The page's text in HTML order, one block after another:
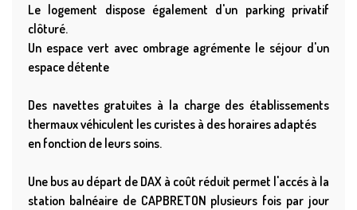
Le logement dispose également d'un parking privatif
clôturé.
Un espace vert avec ombrage agrémente le séjour d'un
espace détente
Des navettes gratuites à la charge des établissements
thermaux véhiculent les curistes à des horaires adaptés
en fonction de leurs soins.
Une bus au départ de DAX à coût réduit permet l'accés à la
station balnéaire de CAPBRETON plusieurs fois par jour